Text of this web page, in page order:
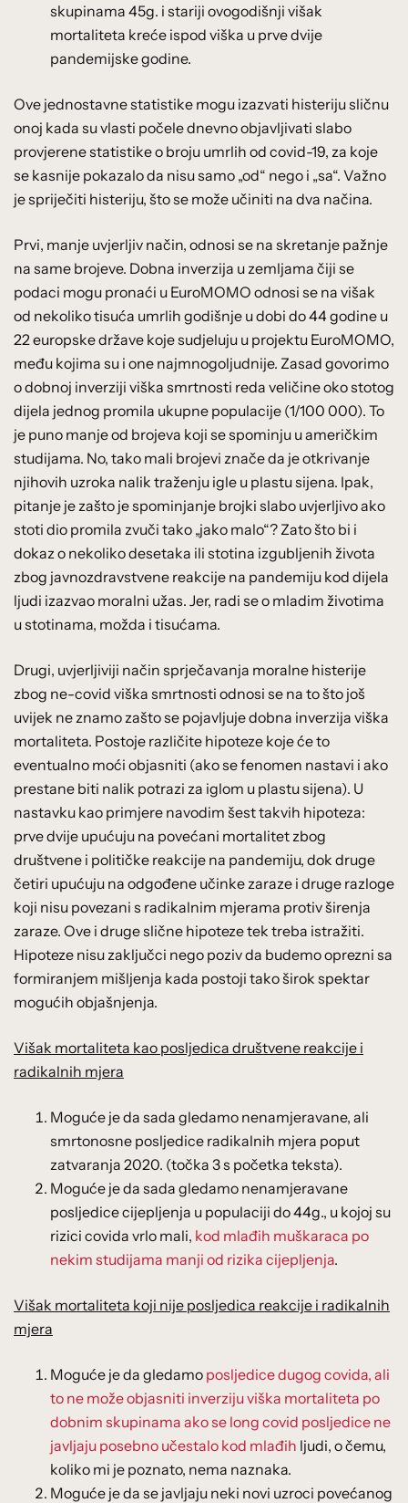
skupinama 45g. i stariji ovogodišnji višak
mortaliteta kreće ispod viška u prve dvije
pandemijske godine.
Ove jednostavne statistike mogu izazvati histeriju sličnu
onoj kada su vlasti počele dnevno objavljivati slabo
provjerene statistike o broju umrlih od covid-19, za koje
se kasnije pokazalo da nisu samo „od“ nego i „sa“. Važno
je spriječiti histeriju, što se može učiniti na dva načina.
Prvi, manje uvjerljiv način, odnosi se na skretanje pažnje
na same brojeve. Dobna inverzija u zemljama čiji se
podaci mogu pronaći u EuroMOMO odnosi se na višak
od nekoliko tisuća umrlih godišnje u dobi do 44 godine u
22 europske države koje sudjeluju u projektu EuroMOMO,
među kojima su i one najmnogoljudnije. Zasad govorimo
o dobnoj inverziji viška smrtnosti reda veličine oko stotog
dijela jednog promila ukupne populacije (1/100 000). To
je puno manje od brojeva koji se spominju u američkim
studijama. No, tako mali brojevi znače da je otkrivanje
njihovih uzroka nalik traženju igle u plastu sijena. Ipak,
pitanje je zašto je spominjanje brojki slabo uvjerljivo ako
stoti dio promila zvuči tako „jako malo“? Zato što bi i
dokaz o nekoliko desetaka ili stotina izgubljenih života
zbog javnozdravstvene reakcije na pandemiju kod dijela
ljudi izazvao moralni užas. Jer, radi se o mladim životima
u stotinama, možda i tisućama.
Drugi, uvjerljiviji način sprječavanja moralne histerije
zbog ne-covid viška smrtnosti odnosi se na to što još
uvijek ne znamo zašto se pojavljuje dobna inverzija viška
mortaliteta. Postoje različite hipoteze koje će to
eventualno moći objasniti (ako se fenomen nastavi i ako
prestane biti nalik potrazi za iglom u plastu sijena). U
nastavku kao primjere navodim šest takvih hipoteza:
prve dvije upućuju na povećani mortalitet zbog
društvene i političke reakcije na pandemiju, dok druge
četiri upućuju na odgođene učinke zaraze i druge razloge
koji nisu povezani s radikalnim mjerama protiv širenja
zaraze. Ove i druge slične hipoteze tek treba istražiti.
Hipoteze nisu zaključci nego poziv da budemo oprezni sa
formiranjem mišljenja kada postoji tako širok spektar
mogućih objašnjenja.
Višak mortaliteta kao posljedica društvene reakcije i
radikalnih mjera
Moguće je da sada gledamo nenamjeravane, ali
smrtonosne posljedice radikalnih mjera poput
zatvaranja 2020. (točka 3 s početka teksta).
Moguće je da sada gledamo nenamjeravane
posljedice cijepljenja u populaciji do 44g., u kojoj su
rizici covida vrlo mali, kod mlađih muškaraca po
nekim studijama manji od rizika cijepljenja.
Višak mortaliteta koji nije posljedica reakcije i radikalnih
mjera
Moguće je da gledamo posljedice dugog covida, ali
to ne može objasniti inverziju viška mortaliteta po
dobnim skupinama ako se long covid posljedice ne
javljaju posebno učestalo kod mlađih ljudi, o čemu,
koliko mi je poznato, nema naznaka.
Moguće je da se javljaju neki novi uzroci povećanog